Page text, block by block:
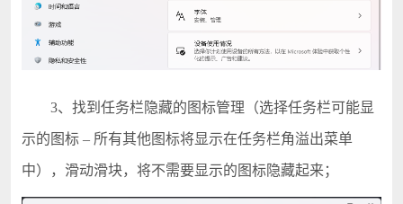
3、找到任务栏隐藏的图标管理（选择任务栏可能显
示的图标 – 所有其他图标将显示在任务栏角溢出菜单
中），滑动滑块，将不需要显示的图标隐藏起来；